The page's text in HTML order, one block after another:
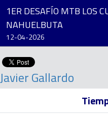
1ER DESAFÍO MTB LOS
NAHUELBUTA
12-04-2026
Javier Gallardo